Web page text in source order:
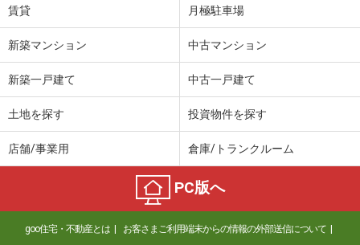
賃貸 月極駐車場
新築マンション 中古マンション
新築一戸建て 中古一戸建て
土地を探す 投資物件を探す
店舗/事業用 倉庫/トランクルーム
PC版へ
goo住宅・不動産とは お客さまご利用端末からの情報の外部送信について